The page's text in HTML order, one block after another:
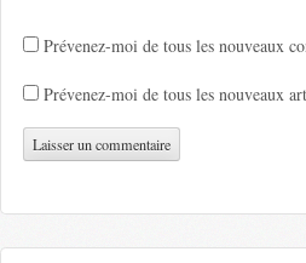
Prévenez-moi de tous les nouveaux
Prévenez-moi de tous les nouveaux